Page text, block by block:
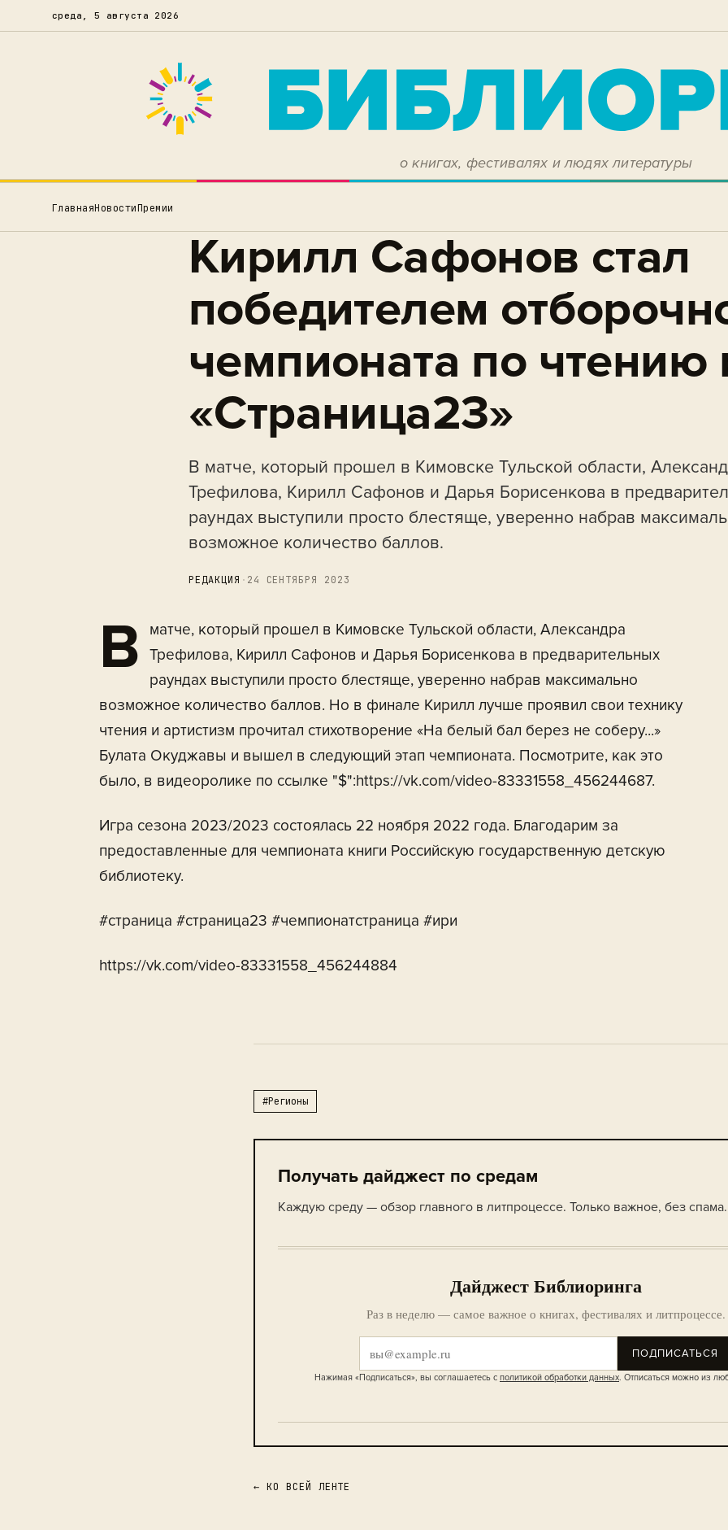
среда, 5 августа 2026
о книгах, фестивалях и людях литературы
ГлавнаяНовостиПремии
Кирилл Сафонов стал
победителем
чемпионата по чтению
«Страница23»
В матче, который прошел в Кимовске Тульской области,
Трефилова, Кирилл Сафонов и Дарья Борисенкова в
раундах выступили просто блестяще, уверенно набрав
возможное количество баллов.
РЕДАКЦИЯ · 24 СЕНТЯБРЯ 2023
В
матче, который прошел в Кимовске Тульской области, Александра
Трефилова, Кирилл Сафонов и Дарья Борисенкова в предварительных
раундах выступили просто блестяще, уверенно набрав максимально
возможное количество баллов. Но в финале Кирилл лучше проявил свои технику
чтения и артистизм прочитал стихотворение «На белый бал берез не соберу...»
Булата Окуджавы и вышел в следующий этап чемпионата. Посмотрите, как это
было, в видеоролике по ссылке "$":https://vk.com/video-83331558_456244687.
Игра сезона 2023/2023 состоялась 22 ноября 2022 года. Благодарим за
предоставленные для чемпионата книги Российскую государственную детскую
библиотеку.
#страница #страница23 #чемпионатстраница #ири
https://vk.com/video-83331558_456244884
#Регионы
Получать дайджест по средам
Каждую среду — обзор главного в литпроцессе. Только важное, без спама.
Дайджест Библиоринга
Раз в неделю — самое важное о книгах, фестивалях и литпроцессе.
ПОДПИСАТЬСЯ
Нажимая «Подписаться», вы соглашаетесь с политикой обработки данных. Отписаться можно из
← КО ВСЕЙ ЛЕНТЕ